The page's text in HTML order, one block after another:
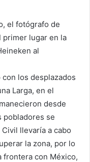
el fotógrafo de
primer lugar en la
al
los desplazados
Larga, en el
desde
pobladores se
llevaría a cabo
la zona, por lo
frontera con México,